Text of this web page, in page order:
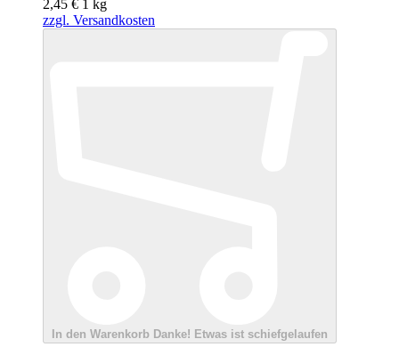
2,45 € 1 kg
zzgl. Versandkosten
In den Warenkorb Danke! Etwas ist schiefgelaufen